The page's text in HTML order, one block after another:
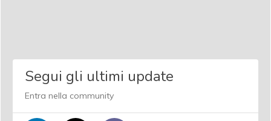
Segui gli ultimi update
Entra nella community